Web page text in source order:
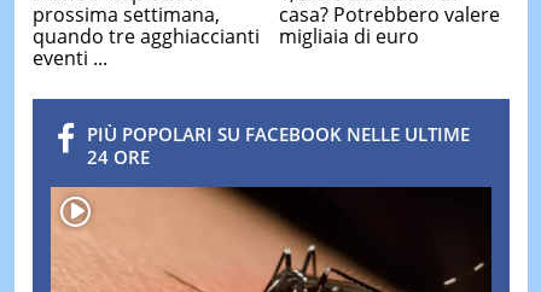
prossima settimana,
quando tre agghiaccianti
eventi ...
casa? Potrebbero valere
migliaia di euro
PIÙ POPOLARI SU FACEBOOK NELLE ULTIME
24 ORE